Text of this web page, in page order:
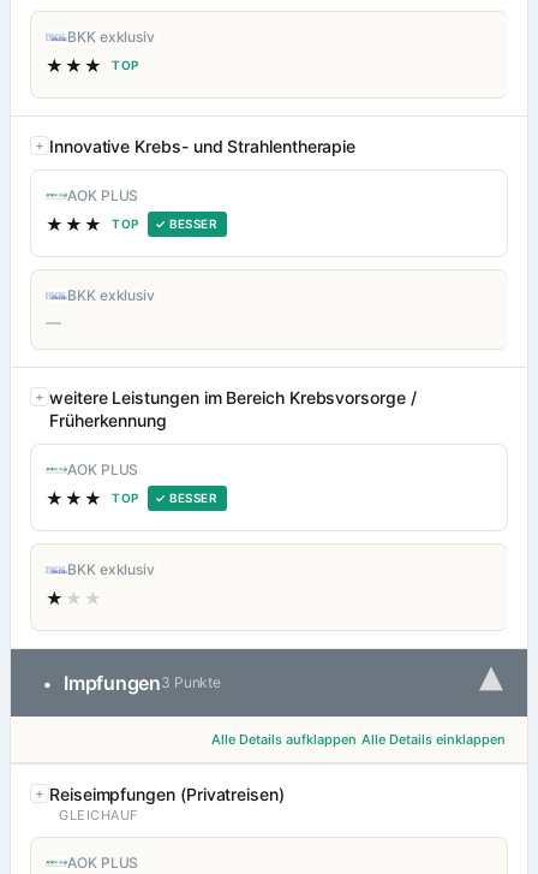
BKK exklusiv
★★★ TOP
Innovative Krebs- und Strahlentherapie
AOK PLUS
★★★ TOP ✓ BESSER
BKK exklusiv
—
weitere Leistungen im Bereich Krebsvorsorge /
Früherkennung
AOK PLUS
★★★ TOP ✓ BESSER
BKK exklusiv
★ ★★
• Impfungen3 Punkte ▾
Alle Details aufklappen Alle Details einklappen
Reiseimpfungen (Privatreisen)
GLEICHAUF
AOK PLUS